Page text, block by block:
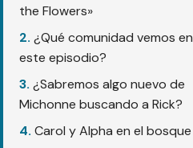
the Flowers»
¿Qué comunidad vemos en
este episodio?
¿Sabremos algo nuevo de
Michonne buscando a Rick?
Carol y Alpha en el bosque